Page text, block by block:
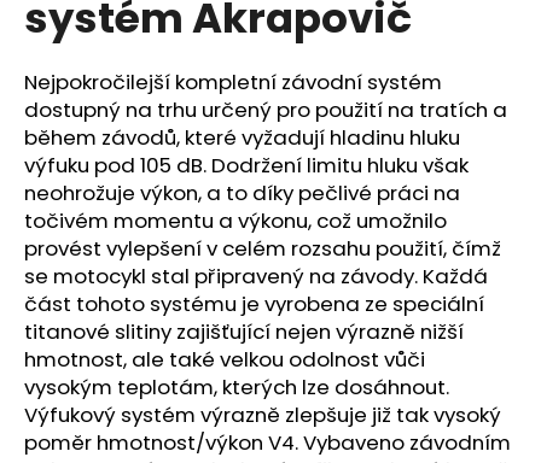
systém Akrapovič
Nejpokročilejší kompletní závodní systém
dostupný na trhu určený pro použití na tratích a
během závodů, které vyžadují hladinu hluku
výfuku pod 105 dB. Dodržení limitu hluku však
neohrožuje výkon, a to díky pečlivé práci na
točivém momentu a výkonu, což umožnilo
provést vylepšení v celém rozsahu použití, čímž
se motocykl stal připravený na závody. Každá
část tohoto systému je vyrobena ze speciální
titanové slitiny zajišťující nejen výrazně nižší
hmotnost, ale také velkou odolnost vůči
vysokým teplotám, kterých lze dosáhnout.
Výfukový systém výrazně zlepšuje již tak vysoký
poměr hmotnost/výkon V4. Vybaveno závodním
a
í
t
?
HLEDAT
D
o
p